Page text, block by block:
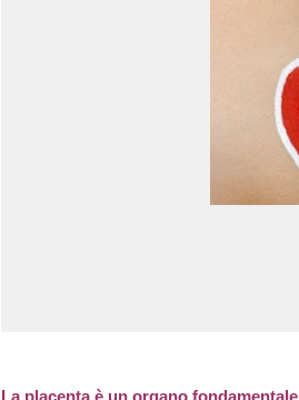
La placenta è un organo fondamentale